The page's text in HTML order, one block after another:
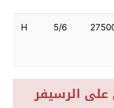
5/6
H
الرسيفر